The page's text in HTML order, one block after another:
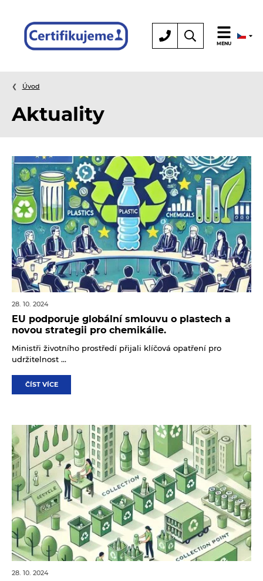
Certifikace MENU
Úvod
Aktuality
28. 10. 2024
EU podporuje globální smlouvu o plastech a
novou strategii pro chemikálie.
Ministři životního prostředí přijali klíčová opatření pro
udržitelnost ...
ČÍST VÍCE
28. 10. 2024